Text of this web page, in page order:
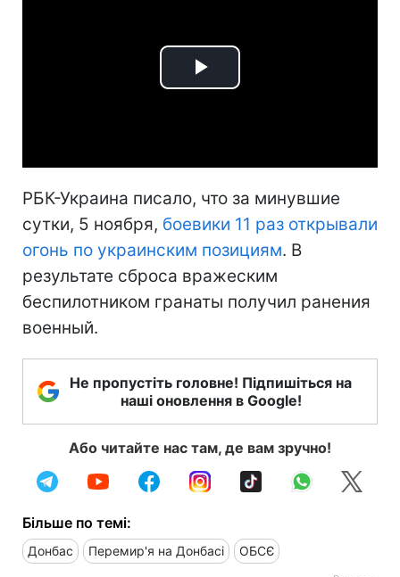
Play
РБК-Украина писало, что за минувшие
сутки, 5 ноября, боевики 11 раз открывали
огонь по украинским позициям. В
результате сброса вражеским
беспилотником гранаты получил ранения
военный.
Не пропустіть головне! Підпишіться на
наші оновлення в Google!
Або читайте нас там, де вам зручно!
Більше по темі:
Донбас Перемир'я на Донбасі ОБСЄ